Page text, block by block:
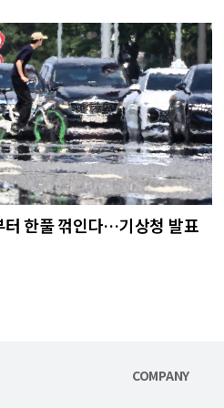
한풀 꺾인다…기상청 발표
COMPANY